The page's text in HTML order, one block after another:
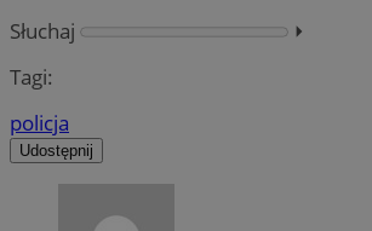
Słuchaj
⏵︎
Tagi:
policja
Udostępnij